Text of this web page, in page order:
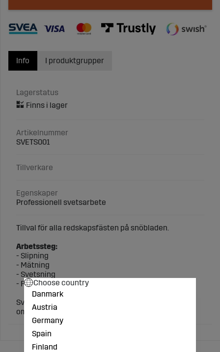
Info
Lagerstatus
Artikelnummer
SVETS001
Tillverkare
Egenskaper
Professionell svetsarbete
Tillval för alla redskapsfästen på snöbladen.
Arbetssteg:
- Slipning
- Mätning
- Svetsning
- Finalisering
Svetsområdet kommer vara obehandlad, ej
omlakerad.
I produktgrupper
Choose country
Danmark
Austria
Germany
Spain
Finland